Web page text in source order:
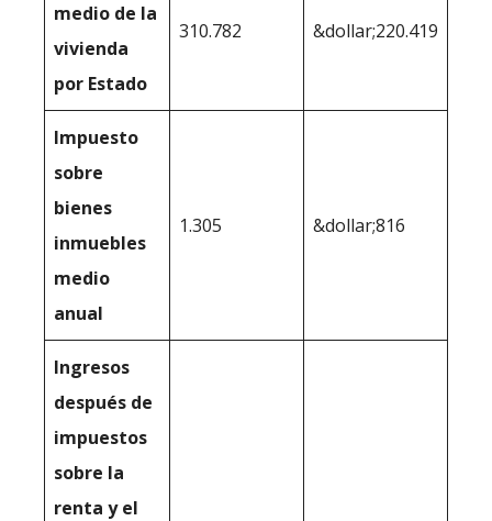
medio de la
vivienda
por Estado
310.782 &dollar;220.419
Impuesto
sobre
bienes
inmuebles
medio
anual
1.305 &dollar;816
Ingresos
después de
impuestos
sobre la
renta y el